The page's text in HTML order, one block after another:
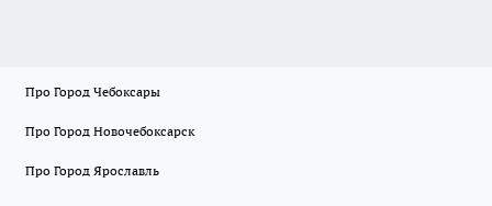
Про Город Чебоксары
Про Город Новочебоксарск
Про Город Ярославль